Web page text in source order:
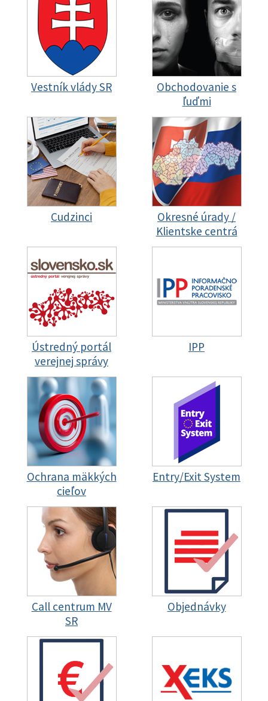
Vestník vlády SR
Obchodovanie s
ľuďmi
Cudzinci
Okresné úrady /
Klientske centrá
Ústredný portál
verejnej správy
IPP
Ochrana mäkkých
cieľov
Entry/Exit System
Call centrum MV
SR
Objednávky